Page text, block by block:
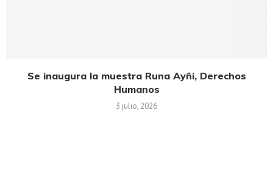
Se inaugura la muestra Runa Ayñi, Derechos
Humanos
3 julio, 2026